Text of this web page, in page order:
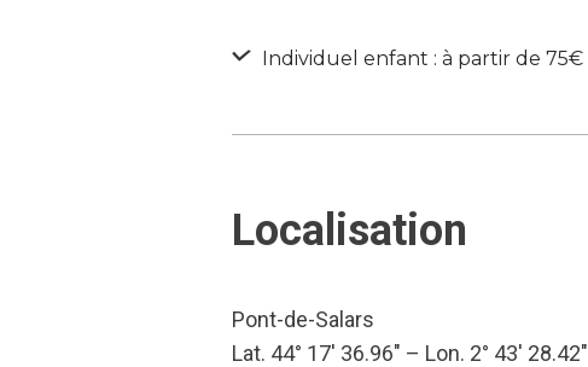
Individuel enfant : à partir de 75€
Localisation
Pont-de-Salars
Lat. 44° 17′ 36.96″ – Lon. 2° 43′ 28.42″